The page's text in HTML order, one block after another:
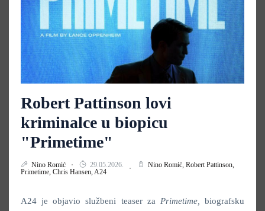
Robert Pattinson lovi
kriminalce u biopicu
"Primetime"
Nino Romić 29.05.2026. Nino Romić, Robert Pattinson,
Primetime, Chris Hansen,A24
A24 je objavio službeni teaser za Primetime,biografsku